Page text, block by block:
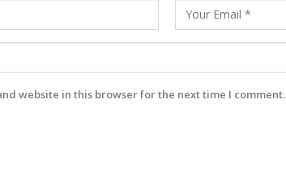
website in this browser for the next time I comment.